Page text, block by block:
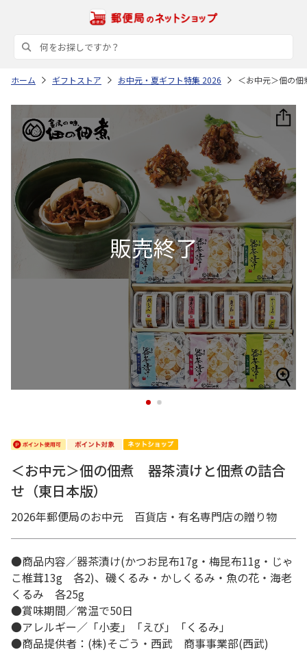
ホーム ギフトストア お中元・夏ギフト特集 2026 ＜お中元＞佃の
1 2
＜お中元＞佃の佃煮 器茶漬けと佃煮の詰合
せ（東日本版）
2026年郵便局のお中元 百貨店・有名専門店の贈り物
●商品内容／器茶漬け(かつお昆布17g・梅昆布11g・じゃ
こ椎茸13g 各2)、磯くるみ・かしくるみ・魚の花・海老
くるみ 各25g
●賞味期間／常温で50日
●アレルギー／「小麦」「えび」「くるみ」
●商品提供者：(株)そごう・西武 商事事業部(西武)